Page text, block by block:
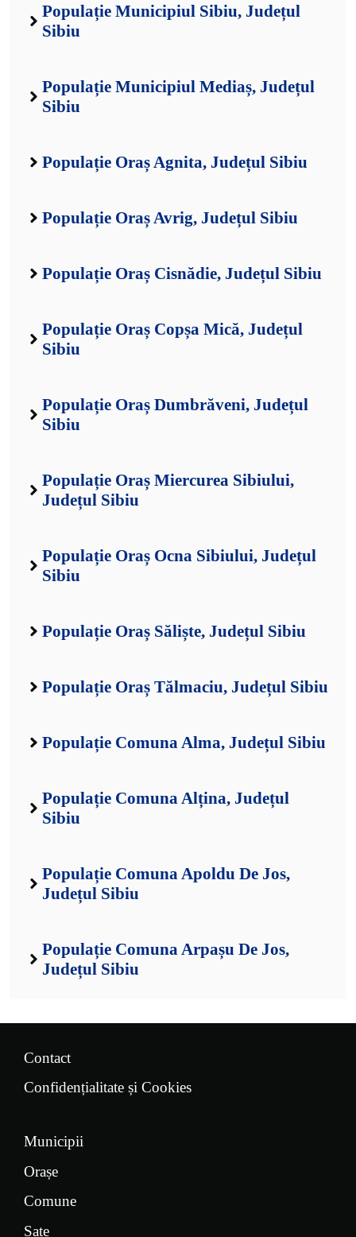
Populație Municipiul Sibiu, Județul
Sibiu
Populație Municipiul Mediaș, Județul
Sibiu
Populație Oraș Agnita, Județul Sibiu
Populație Oraș Avrig, Județul Sibiu
Populație Oraș Cisnădie, Județul Sibiu
Populație Oraș Copșa Mică, Județul
Sibiu
Populație Oraș Dumbrăveni, Județul
Sibiu
Populație Oraș Miercurea Sibiului,
Județul Sibiu
Populație Oraș Ocna Sibiului, Județul
Sibiu
Populație Oraș Săliște, Județul Sibiu
Populație Oraș Tălmaciu, Județul Sibiu
Populație Comuna Alma, Județul Sibiu
Populație Comuna Alțina, Județul
Sibiu
Populație Comuna Apoldu De Jos,
Județul Sibiu
Populație Comuna Arpașu De Jos,
Județul Sibiu
Contact
Confidențialitate și Cookies
Municipii
Orașe
Comune
Sate